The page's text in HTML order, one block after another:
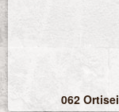
062 Ortisei